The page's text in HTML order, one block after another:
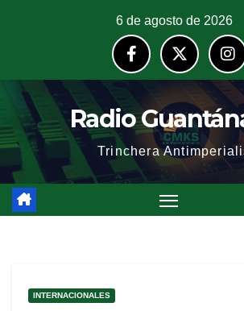
6 de agosto de 2026
Radio
Trinchera
INTERNACIONALES